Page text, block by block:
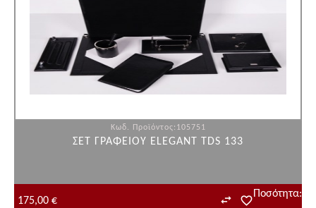
Κωδ. Προϊόντος:105751
ΣΕΤ ΓΡΑΦΕΙΟΥ ELEGANT TDS 133
Ποσότητα:
175,00 €